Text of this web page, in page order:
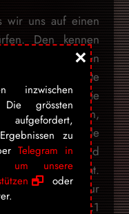
wir uns auf einen
Den kennen
bereits aus den
werden Dante
Kang. Sie
charmanten,
eine spannende
war und
geschafft hat.
seine Figur
nicht 1:1
inzwischen
Die grössten
aufgefordert,
zu
Telegram in
um unsere
oder
×